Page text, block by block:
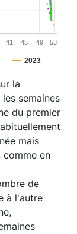
2023
49
41 45 53
la
semaines
du premier
mais
comme en
de
à l'autre